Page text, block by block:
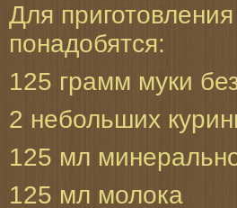
Для
понадобятся:
125 грамм муки
2 небольших
125 мл
125 мл молока